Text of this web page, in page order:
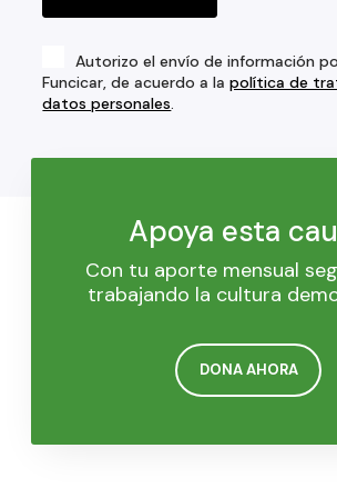
Autorizo el envío de información
Funcicar, de acuerdo a lapolítica de
datos personales.
Apoya esta
Con tu aporte mensual
trabajando la cultura
DONA AHORA